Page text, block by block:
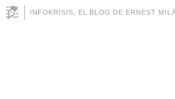
INFOKRISIS, EL BLOG DE ERNEST